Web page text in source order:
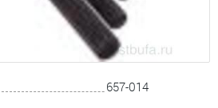
657-014